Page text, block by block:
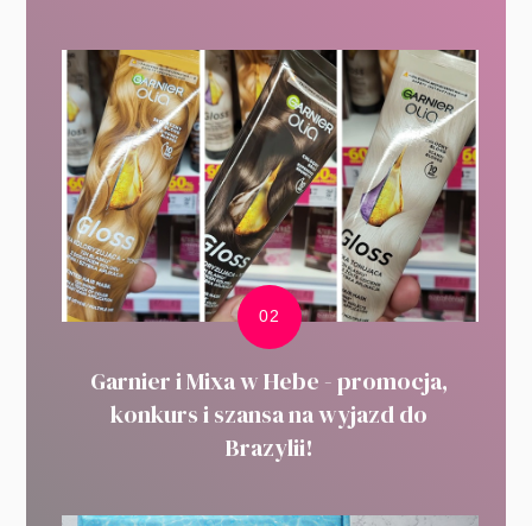
Garnier i Mixa w Hebe - promocja,
konkurs i szansa na wyjazd do
Brazylii!